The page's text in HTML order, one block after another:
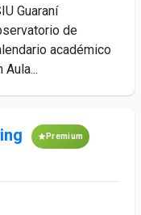
Guaraní
de
académico
Premium